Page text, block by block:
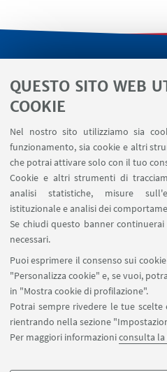
QUESTO SITO WEB
COOKIE
Nel nostro sito utilizziamo sia
funzionamento, sia cookie e altri
che potrai attivare solo con il tuo
Cookie e altri strumenti di
analisi statistiche, misure
istituzionale e analisi dei
Se chiudi questo banner
necessari.
Puoi esprimere il consenso sui
"Personalizza cookie" e, se vuoi,
in "Mostra cookie di profilazione".
Potrai sempre rivedere le tue
rientrando nella sezione
Per maggiori informazioniconsulta
Segnala
SEGUI IL
SEGUI